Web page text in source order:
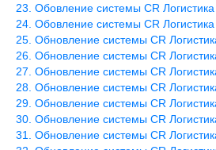
Обовление системы CR
Обовление системы CR
Обновление системы CR
Обновление системы CR
Обновление системы CR
Обновление системы CR
Обновление системы CR
Обновление системы CR
Обновление системы CR